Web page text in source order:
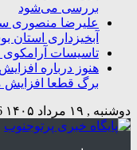
بررسی می‌شود
علیرضا منصوری
آبخیزداری استان
تاسیسات
هنوز درباره
برگ قطعا افزایش
دوشنبه , ۱۹ مرداد ۱۴۰۵